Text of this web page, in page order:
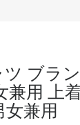
ブラ
用 上
兼用